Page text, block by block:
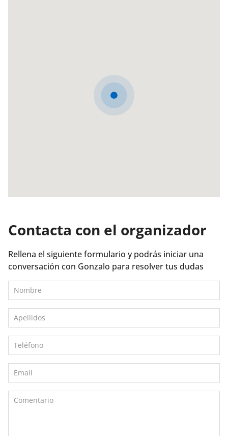
Contacta con el organizador
Rellena el siguiente formulario y podrás iniciar una
conversación con Gonzalo para resolver tus dudas